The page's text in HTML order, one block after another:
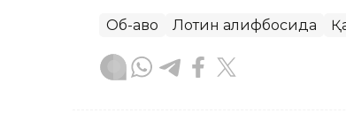
Об-ҳаво Лотин алифбосида